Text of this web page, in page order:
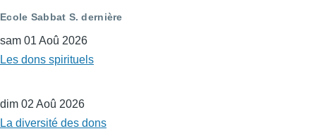
Ecole Sabbat S. dernière
sam 01 Aoû 2026
Les dons spirituels
dim 02 Aoû 2026
La diversité des dons